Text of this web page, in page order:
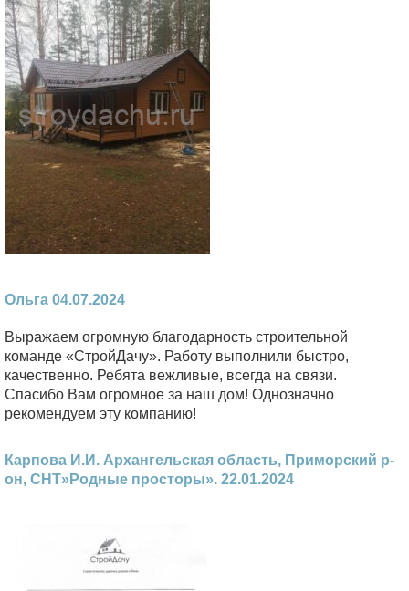
Ольга 04.07.2024
Выражаем огромную благодарность строительной
команде «СтройДачу». Работу выполнили быстро,
качественно. Ребята вежливые, всегда на связи.
Спасибо Вам огромное за наш дом! Однозначно
рекомендуем эту компанию!
Карпова И.И. Архангельская область, Приморский р-
он, СНТ»Родные просторы». 22.01.2024